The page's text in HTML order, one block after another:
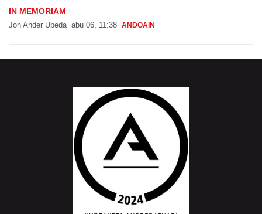
IN MEMORIAM
Jon Ander Ubeda abu 06, 11:38 ANDOAIN